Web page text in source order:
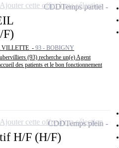
F)
VILLETTE - 93 - BOBIGNY
(93) recherche un(e) Agent
des patients et le bon fonctionnement
CDDTemps partiel
Ajouter cette offre à ma sélection
H/F (H/F)
CDDTemps plein
Ajouter cette offre à ma sélection